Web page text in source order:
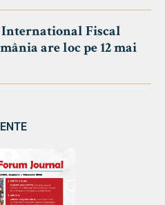
Fiscal
are loc pe 12 mai